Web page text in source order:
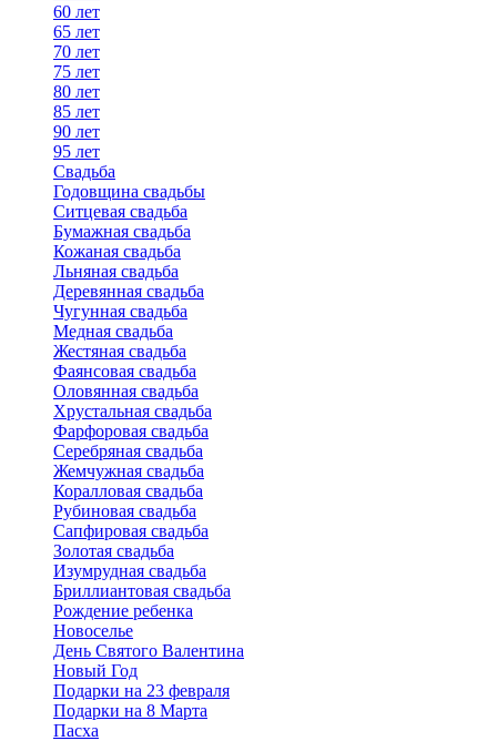
60 лет
65 лет
70 лет
75 лет
80 лет
85 лет
90 лет
95 лет
Свадьба
Годовщина свадьбы
Ситцевая свадьба
Бумажная свадьба
Кожаная свадьба
Льняная свадьба
Деревянная свадьба
Чугунная свадьба
Медная свадьба
Жестяная свадьба
Фаянсовая свадьба
Оловянная свадьба
Хрустальная свадьба
Фарфоровая свадьба
Серебряная свадьба
Жемчужная свадьба
Коралловая свадьба
Рубиновая свадьба
Сапфировая свадьба
Золотая свадьба
Изумрудная свадьба
Бриллиантовая свадьба
Рождение ребенка
Новоселье
День Святого Валентина
Новый Год
Подарки на 23 февраля
Подарки на 8 Марта
Пасха